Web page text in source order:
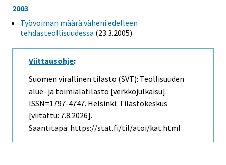
2003
Työvoiman määrä väheni edelleen
tehdasteollisuudessa (23.3.2005)
Viittausohje:
Suomen virallinen tilasto (SVT): Teollisuuden
alue- ja toimialatilasto [verkkojulkaisu].
ISSN=1797-4747. Helsinki: Tilastokeskus
[viitattu: 7.8.2026].
Saantitapa: https://stat.fi/til/atoi/kat.html